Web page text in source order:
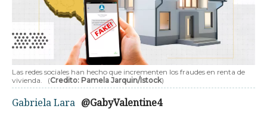
Las redes sociales han hecho que incrementen los fraudes en renta de
vivienda.
(Credito: Pamela Jarquin/Istock)
Gabriela Lara @GabyValentine4